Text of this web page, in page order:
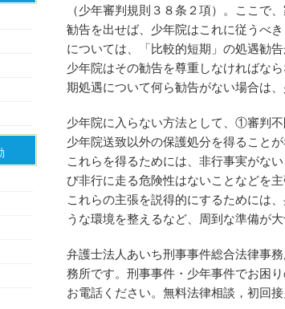
（少年審判規則３８条２項）。ここで
勧告を出せば、少年院はこれに従うべ
については、「比較的短期」の処遇勧
少年院はその勧告を尊重しなければな
期処遇について何ら勧告がない場合は
少年院に入らない方法として、①審判
少年院送致以外の保護処分を得ることが
これらを得るためには、非行事実がな
び非行に走る危険性はないことなどを主
これらの主張を説得的にするためには
うな環境を整えるなど、周到な準備が大
弁護士法人あいち刑事事件総合法律事
務所です。刑事事件・少年事件でお困
お電話ください。無料法律相談，初回